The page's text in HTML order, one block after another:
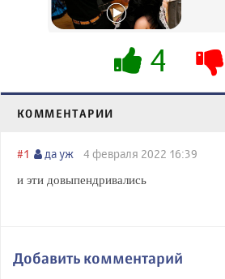
4
КОММЕНТАРИИ
#1 да уж 4 февраля 2022 16:39
и эти довыпендривались
Добавить комментарий